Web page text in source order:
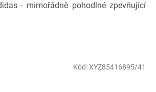
- mimořádně pohodlné zpevňující
Kód:XYZ85416895/41